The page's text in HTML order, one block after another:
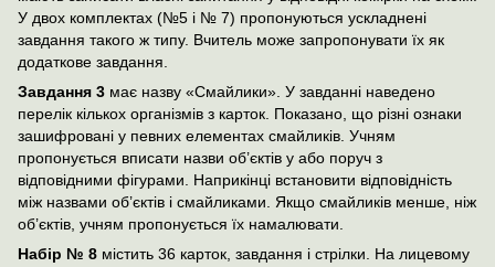
У двох комплектах (№5 і № 7) пропонуються ускладнені
завдання такого ж типу. Вчитель може запропонувати їх як
додаткове завдання.
Завдання 3 має назву «Смайлики». У завданні наведено
перелік кількох організмів з карток. Показано, що різні ознаки
зашифровані у певних елементах смайликів. Учням
пропонується вписати назви об’єктів у або поруч з
відповідними фігурами. Наприкінці встановити відповідність
між назвами об’єктів і смайликами. Якщо смайликів менше, ніж
об’єктів, учням пропонується їх намалювати.
Набір № 8 містить 36 карток, завдання і стрілки. На лицевому